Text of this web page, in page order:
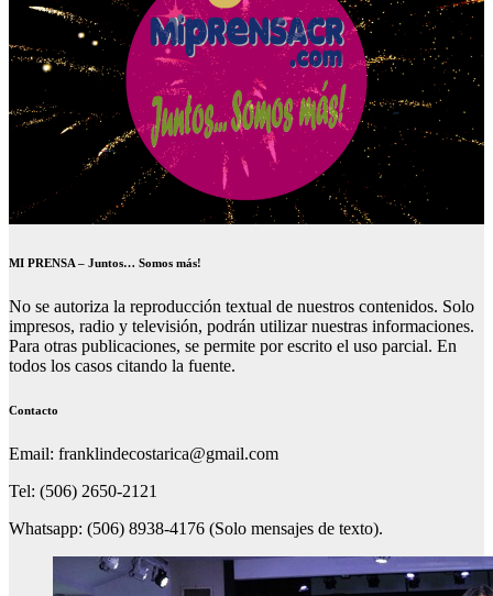
MI PRENSA – Juntos… Somos más!
No se autoriza la reproducción textual de nuestros contenidos. Solo
impresos, radio y televisión, podrán utilizar nuestras informaciones.
Para otras publicaciones, se permite por escrito el uso parcial. En
todos los casos citando la fuente.
Contacto
Email: franklindecostarica@gmail.com
Tel: (506) 2650-2121
Whatsapp: (506) 8938-4176 (Solo mensajes de texto).